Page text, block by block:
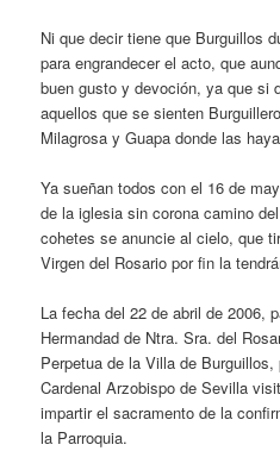
Ni que decir tiene que Burguillos
para engrandecer el acto, que
buen gusto y devoción, ya que si
aquellos que se sienten
Milagrosa y Guapa donde las
Ya sueñan todos con el 16 de
de la iglesia sin corona camino
cohetes se anuncie al cielo, que
Virgen del Rosario por fin la
La fecha del 22 de abril de 2006,
Hermandad de Ntra. Sra. del
Perpetua de la Villa de
Cardenal Arzobispo de Sevilla
impartir el sacramento de la
la Parroquia.